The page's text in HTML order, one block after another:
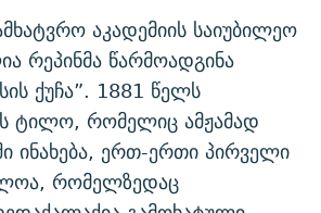
აკადემიის საიუბილეო
რეპინმა წარმოადგინა
ქუჩა”. 1881 წელს
ტილო, რომელიც ამჟამად
ინახება, ერთ-ერთი პირველი
რომელზედაც